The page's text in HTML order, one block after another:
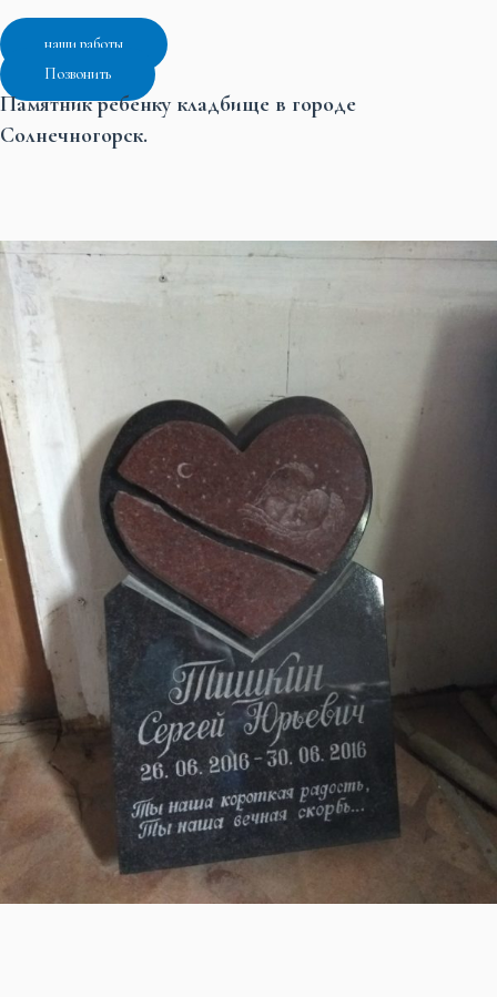
наши работы
Позвонить
Памятник ребенку кладбище в городе
Солнечногорск.